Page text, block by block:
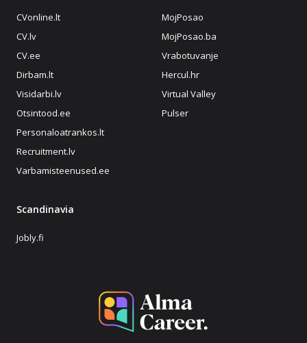
CVonline.lt
CV.lv
CV.ee
Dirbam.lt
Visidarbi.lv
Otsintood.ee
Personaloatrankos.lt
Recruitment.lv
Varbamisteenused.ee
MojPosao
MojPosao.ba
Vrabotuvanje
Hercul.hr
Virtual Valley
Pulser
Scandinavia
Jobly.fi